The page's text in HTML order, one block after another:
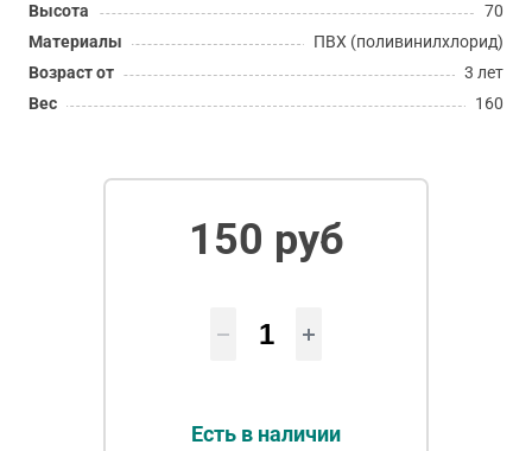
Высота
70
Материалы
ПВХ (поливинилхлорид)
Возраст от
3 лет
Вес
160
150 руб
Есть в наличии